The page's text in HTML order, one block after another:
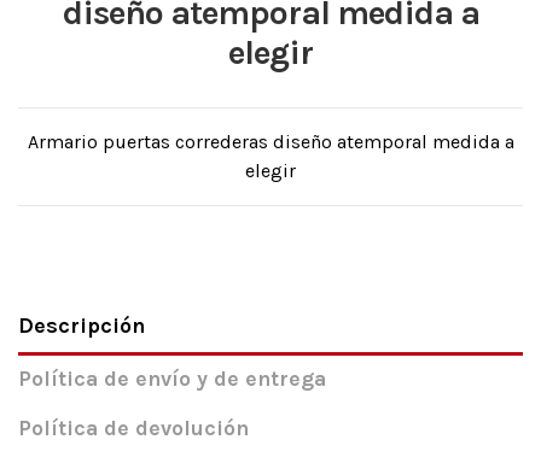
diseño atemporal medida a
elegir
Armario puertas correderas diseño atemporal medida a
elegir
Descripción
Política de envío y de entrega
Política de devolución